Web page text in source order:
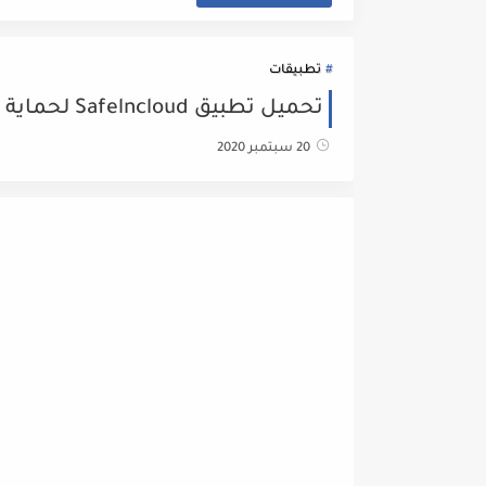
تطبيقات
تحميل تطبيق Safelncloud لحماية كلمات مرور حساباتك وحفظها
20 سبتمبر 2020